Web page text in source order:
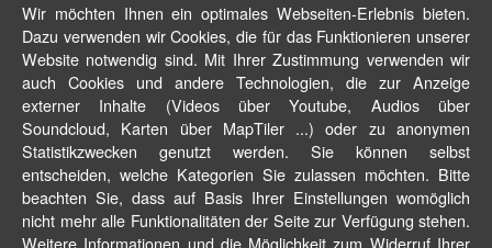
Wir möchten Ihnen ein optimales Webseiten-Erlebnis bieten.
Dazu verwenden wir Cookies, die für das Funktionieren unserer
Website notwendig sind. Mit Ihrer Zustimmung verwenden wir
auch Cookies und andere Technologien, die zur Anzeige
externer Inhalte (Videos über Youtube, Audios über
Soundcloud, Karten über MapTiler ...) oder zu anonymen
Statistikzwecken genutzt werden. Sie können selbst
entscheiden, welche Kategorien Sie zulassen möchten. Bitte
beachten Sie, dass auf Basis Ihrer Einstellungen womöglich
nicht mehr alle Funktionalitäten der Seite zur Verfügung stehen.
Weitere Informationen und die Möglichkeit zum Widerruf Ihrer